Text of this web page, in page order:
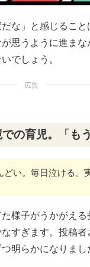
な」と感じるこ
思うように進ま
でしょう。
広告
の育児。「も
い。毎日泣ける。
様子がうかがえ
すぎます。投稿
明らかになりまし